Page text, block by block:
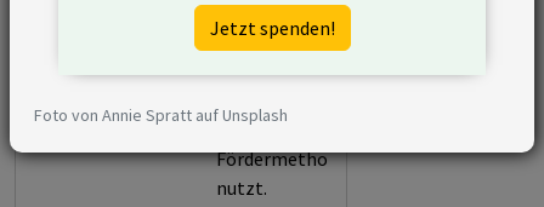
ein Unternehmen aus
den USA, das in der Öl-
und Gasförderung
unkonventionelle
Fördermethoden
nutzt.
Jetzt spenden!
Foto von Annie Spratt auf Unsplash